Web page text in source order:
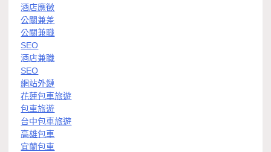
酒店應徵
公關兼差
公關兼職
SEO
酒店兼職
SEO
網站外鏈
花蓮包車旅遊
包車旅遊
台中包車旅遊
高雄包車
宜蘭包車